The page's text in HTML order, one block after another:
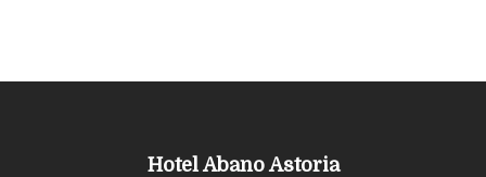
Hotel Abano Astoria